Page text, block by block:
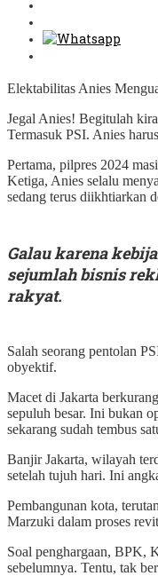
Elektabilitas Anies
Jegal Anies! Begitulah
Termasuk PSI. Anies
Pertama, pilpres 2024
Ketiga, Anies selalu
sedang terus diikhtiarkan
Galau karena
sejumlah bisnis
rakyat.
Salah seorang pentolan
obyektif.
Macet di Jakarta
sepuluh besar. Ini bukan
sekarang sudah tembus
Banjir Jakarta, wilayah
setelah tujuh hari. Ini
Pembangunan kota,
Marzuki dalam proses
Soal penghargaan, BPK,
sebelumnya. Tentu, tak